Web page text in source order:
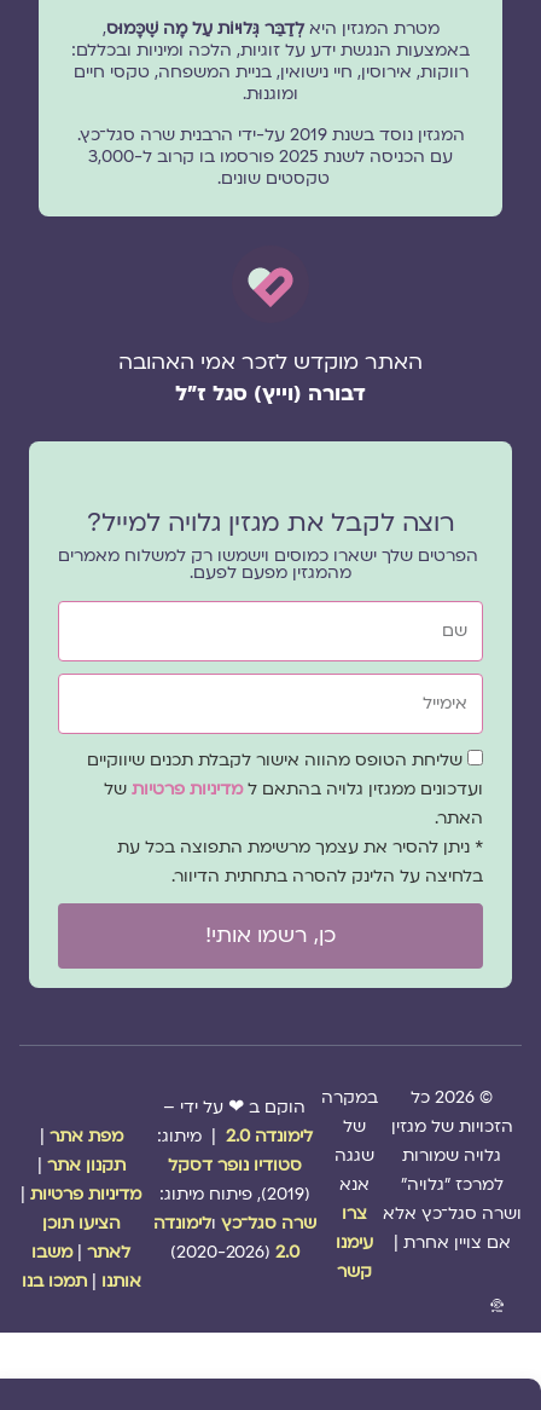
מטרת המגזין היאלְדַבֵּר גְּלוּיוֹת עַל מָה שֶׁכָּמוּס,
באמצעות הנגשת ידע על זוגיות, הלכה ומיניות ובכללם:
רווקות, אירוסין, חיי נישואין, בניית המשפחה, טקסי חיים
ומוגנוּת.
המגזין נוסד בשנת 2019 על-ידי הרבנית שרה סגל־כץ.
עם הכניסה לשנת 2025 פורסמו בו קרוב ל-3,000
טקסטים שונים.
האתר מוקדש לזכר אמי האהובה
דבורה (וייץ) סגל ז"ל
רוצה לקבל את מגזין גלויה למייל?
הפרטים שלך ישארו כמוסים וישמשו רק למשלוח מאמרים
מהמגזין מפעם לפעם.
שם
אימייל
שדה
הסכמה
שליחת הטופס מהווה אישור לקבלת תכנים שיווקיים
ועדכונים ממגזין גלויה בהתאם ל מדיניות פרטיותשל
האתר.
* ניתן להסיר את עצמך מרשימת התפוצה בכל עת
בלחיצה על הלינק להסרה בתחתית הדיוור.
כן, רשמו אותי!
© 2026 כל
הזכויות של מגזין
גלויה שמורות
למרכז "גלויה"
ושרה סגל־כץ אלא
אם צויין אחרת |
במקרה
של
שגגה
אנא
צרו
עימנו
קשר
הוקם ב ❤ על ידי –
לימונדה 2.0
| מיתוג:
סטודיו נופר דסקל
שרה סגל־כץולימונדה
2.0
(2020-2026)
מפת אתר|
תקנון אתר|
מדיניות פרטיות|
הציעו תוכן
לאתר| משבו
אותנו| תמכו בנו